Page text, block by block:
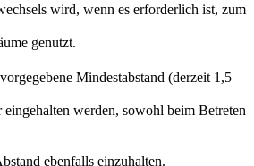
wird, wenn es erforderlich ist, zum
genutzt.
Mindestabstand (derzeit 1,5
werden, sowohl beim Betreten
ebenfalls einzuhalten.